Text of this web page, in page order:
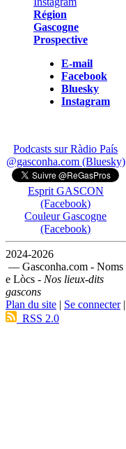
Région
Gascogne
Prospective
E-mail
Facebook
Bluesky
Instagram
Podcasts sur Ràdio País
@gasconha.com (Bluesky)
Esprit GASCON
(Facebook)
Couleur Gascogne
(Facebook)
2024-2026
— Gasconha.com - Noms
e Lòcs - Nos lieux-dits
gascons
Plan du site | Se connecter|
RSS 2.0